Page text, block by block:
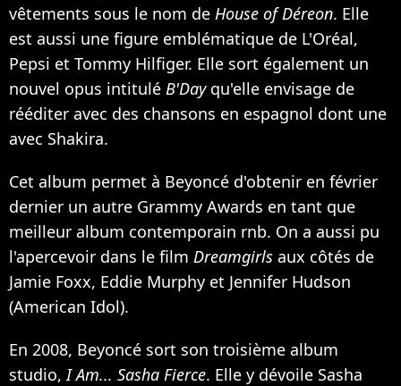
vêtements sous le nom de House of Déreon. Elle
est aussi une figure emblématique de L'Oréal,
Pepsi et Tommy Hilfiger. Elle sort également un
nouvel opus intitulé B'Dayqu'elle envisage de
rééditer avec des chansons en espagnol dont une
avec Shakira.
Cet album permet à Beyoncé d'obtenir en février
dernier un autre Grammy Awards en tant que
meilleur album contemporain rnb. On a aussi pu
l'apercevoir dans le film Dreamgirls aux côtés de
Jamie Foxx, Eddie Murphy et Jennifer Hudson
(American Idol).
En 2008, Beyoncé sort son troisième album
studio, I Am... Sasha Fierce. Elle y dévoile Sasha